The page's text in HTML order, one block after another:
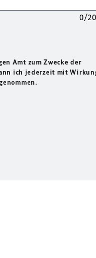
0/
Amt zum Zwecke der
ich jederzeit mit